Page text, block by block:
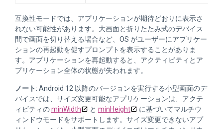
互換性モードでは、アプリケーションが期待どおりに表示さ
れない可能性があります。大画面と折りたたみ式のデバイス
間で画面を切り替える場合など、OS がユーザーにアプリケー
ションの再起動を促すプロンプトを表示することがありま
す。アプリケーションを再起動すると、アクティビティとア
プリケーション全体の状態が失われます。
ノート : Android 12 以降のバージョンを実行する小型画面のデ
バイスでは、サイズ変更可能なアプリケーションは、アクテ
ィビティのminWidth と minHeight
に基づいてマルチウ
ィンドウモードをサポートします。サイズ変更できないアプ